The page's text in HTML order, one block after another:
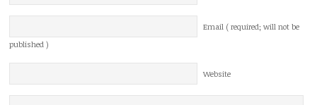
Email ( required; will not be
published )
Website